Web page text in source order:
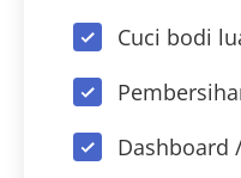
Cuci bodi
Dashboard